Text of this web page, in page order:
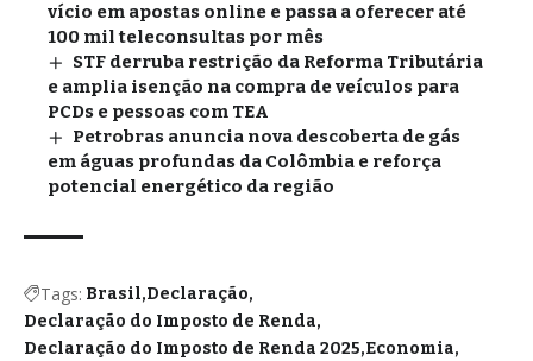
vício em apostas online e passa a oferecer até
100 mil teleconsultas por mês
STF derruba restrição da Reforma Tributária
e amplia isenção na compra de veículos para
PCDs e pessoas com TEA
Petrobras anuncia nova descoberta de gás
em águas profundas da Colômbia e reforça
potencial energético da região
Tags: Brasil Declaração
Declaração do Imposto de Renda
Declaração do Imposto de Renda 2025 Economia